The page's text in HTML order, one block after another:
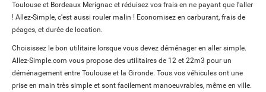
Toulouse et Bordeaux Merignac et réduisez vos frais en ne payant que l'aller
! Allez-Simple, c'est aussi rouler malin ! Economisez en carburant, frais de
péages, et durée de location.
Choisissez le bon utilitaire lorsque vous devez déménager en aller simple.
Allez-Simple.com vous propose des utilitaires de 12 et 22m3 pour un
déménagement entre Toulouse et la Gironde. Tous vos véhicules ont une
prise en main très simple et sont facilement manoeuvrables, même en ville.